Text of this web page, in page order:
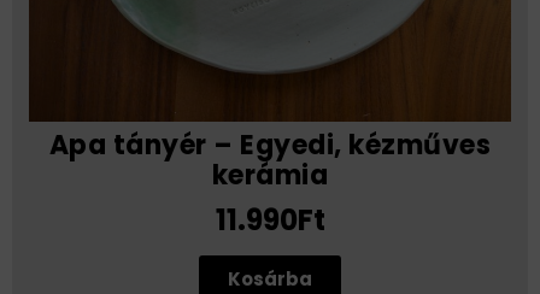
Apa tányér – Egyedi, kézműves
kerámia
11.990Ft
Kosárba